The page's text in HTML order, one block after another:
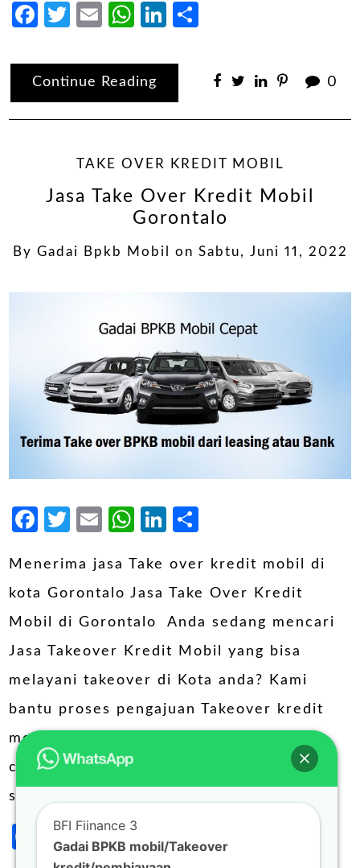
Facebook
Twitter
EmailWhatsApp
LinkedIn
Continue Reading 0
TAKE OVER KREDIT MOBIL
Jasa Take Over Kredit Mobil
Gorontalo
By Gadai Bpkb Mobil on Sabtu, Juni 11, 2022
Facebook
Twitter
EmailWhatsApp
LinkedIn
Menerima jasa Take over kredit mobil di
kota Gorontalo Jasa Take Over Kredit
Mobil di Gorontalo Anda sedang mencari
Jasa Takeover Kredit Mobil yang bisa
melayani takeover di Kota anda? Kami
bantu proses pengajuan Takeover kredit
mobil / pinjaman BPKB dengan proses
cepat. Solusi Tepat untuk kebutuhan anda
saat ini : Takeover kredit Mobil dari …
Facebook
Twitter
Email
WhatsApp
LinkedIn
BFI Fiinance 3
Gadai BPKB mobil/Takeover